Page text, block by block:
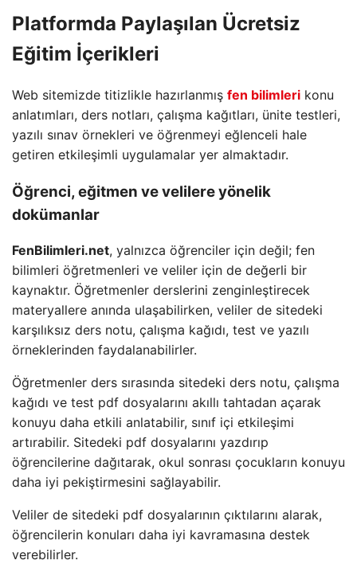
Platformda Paylaşılan Ücretsiz
Eğitim İçerikleri
Web sitemizde titizlikle hazırlanmış fen bilimleri konu
anlatımları, ders notları, çalışma kağıtları, ünite testleri,
yazılı sınav örnekleri ve öğrenmeyi eğlenceli hale
getiren etkileşimli uygulamalar yer almaktadır.
Öğrenci, eğitmen ve velilere yönelik
dokümanlar
FenBilimleri.net, yalnızca öğrenciler için değil; fen
bilimleri öğretmenleri ve veliler için de değerli bir
kaynaktır. Öğretmenler derslerini zenginleştirecek
materyallere anında ulaşabilirken, veliler de sitedeki
karşılıksız ders notu, çalışma kağıdı, test ve yazılı
örneklerinden faydalanabilirler.
Öğretmenler ders sırasında sitedeki ders notu, çalışma
kağıdı ve test pdf dosyalarını akıllı tahtadan açarak
konuyu daha etkili anlatabilir, sınıf içi etkileşimi
artırabilir. Sitedeki pdf dosyalarını yazdırıp
öğrencilerine dağıtarak, okul sonrası çocukların konuyu
daha iyi pekiştirmesini sağlayabilir.
Veliler de sitedeki pdf dosyalarının çıktılarını alarak,
öğrencilerin konuları daha iyi kavramasına destek
verebilirler.